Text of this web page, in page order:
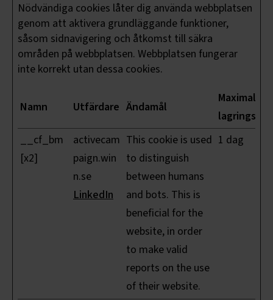
Nödvändiga cookies låter dig använda webbplatsen
genom att aktivera grundläggande funktioner,
såsom sidnavigering och åtkomst till säkra
områden på webbplatsen. Webbplatsen fungerar
inte korrekt utan dessa cookies.
Namn Utfärdare Ändamål
Maximal
lagringstid
__cf_bm
[x2]
activecam
paign.win
n.se
LinkedIn
This cookie is used
to distinguish
between humans
and bots. This is
beneficial for the
website, in order
to make valid
reports on the use
of their website.
1 dag